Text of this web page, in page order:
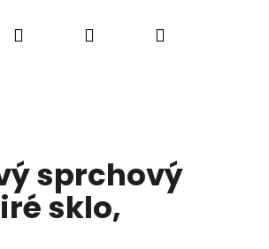
Vany a umyvadla
Hledat PřihlášeníNákupní
sprchový
sklo,